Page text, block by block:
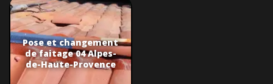
Pose et changement
de faitage 04 Alpes-
de-Haute-Provence